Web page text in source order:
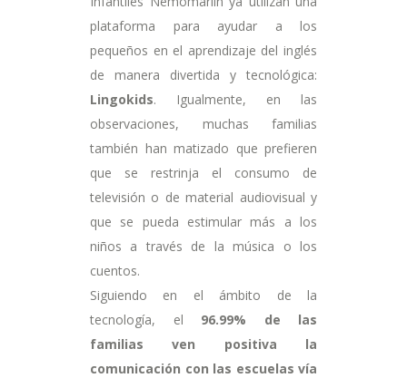
plataforma para ayudar a los
pequeños en el aprendizaje del inglés
de manera divertida y tecnológica:
Lingokids. Igualmente, en las
observaciones, muchas familias
también han matizado que prefieren
que se restrinja el consumo de
televisión o de material audiovisual y
que se pueda estimular más a los
niños a través de la música o los
cuentos.
Siguiendo en el ámbito de la
tecnología, el 96.99% de las
familias ven positiva la
comunicación con las escuelas vía